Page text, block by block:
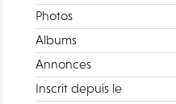
Photos
Albums
Annonces
Inscrit depuis le